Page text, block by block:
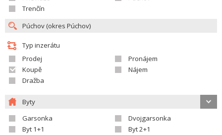
Trenčín
Typ inzerátu
Prodej
Pronájem
Koupě
Nájem
Dražba
Byty
Garsonka
Dvojgarsonka
Byt 1+1
Byt 2+1